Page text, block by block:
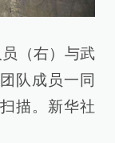
（右）与武
队成员一同
描。新华社